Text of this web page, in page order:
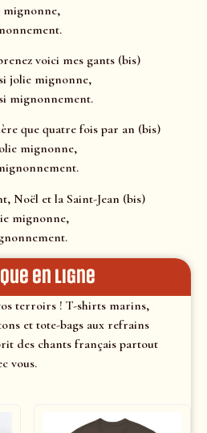
mignonne,
voici mes gants (bis)
jolie mignonne,
mignonnement.
que quatre fois par an (bis)
mignonne,
Noël et la Saint-Jean (bis)
mignonne,
en ligne
terroirs ! T-shirts marins,
et tote-bags aux refrains
des chants français partout
vous.